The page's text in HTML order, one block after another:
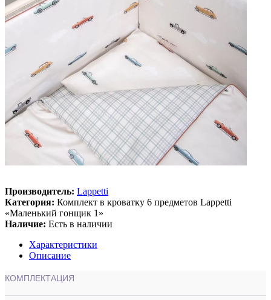
Производитель: Lappetti
Категория: Комплект в кроватку 6 предметов Lappetti
«Маленький гонщик 1»
Наличие: Есть в наличии
Характеристики
Описание
КОМПЛЕКТАЦИЯ